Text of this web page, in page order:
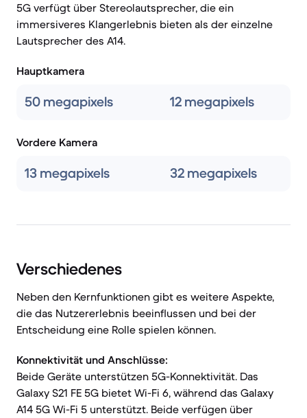
5G verfügt über Stereolautsprecher, die ein
immersiveres Klangerlebnis bieten als der einzelne
Lautsprecher des A14.
Hauptkamera
50 megapixels 12 megapixels
Vordere Kamera
13 megapixels 32 megapixels
Verschiedenes
Neben den Kernfunktionen gibt es weitere Aspekte,
die das Nutzererlebnis beeinflussen und bei der
Entscheidung eine Rolle spielen können.
Konnektivität und Anschlüsse:
Beide Geräte unterstützen 5G-Konnektivität. Das
Galaxy S21 FE 5G bietet Wi-Fi 6, während das Galaxy
A14 5G Wi-Fi 5 unterstützt. Beide verfügen über